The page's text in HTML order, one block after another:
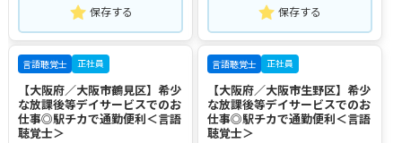
保存する 保存する
言語聴覚士 正社員
【大阪府／大阪市鶴見区】希少
な放課後等デイサービスでのお
仕事◎駅チカで通勤便利＜言語
聴覚士＞
言語聴覚士 正社員
【大阪府／大阪市生野区】希少
な放課後等デイサービスでのお
仕事◎駅チカで通勤便利＜言語
聴覚士＞